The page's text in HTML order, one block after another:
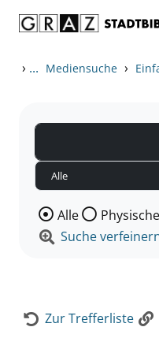
› ... Mediensuche ›
Wählen Sie die
Alle
Suche
Zur Trefferliste